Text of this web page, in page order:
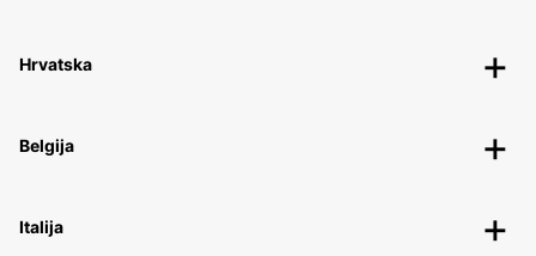
Hrvatska
Belgija
Italija